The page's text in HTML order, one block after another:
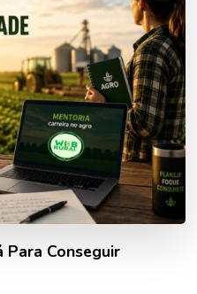
Para Conseguir